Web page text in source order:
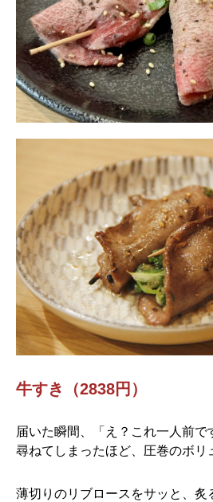
牛すき（2838円）
届いた瞬間、「え？これ一人前で
尋ねてしまったほど、圧巻のボリ
薄切りのリブロースをサッと、炙